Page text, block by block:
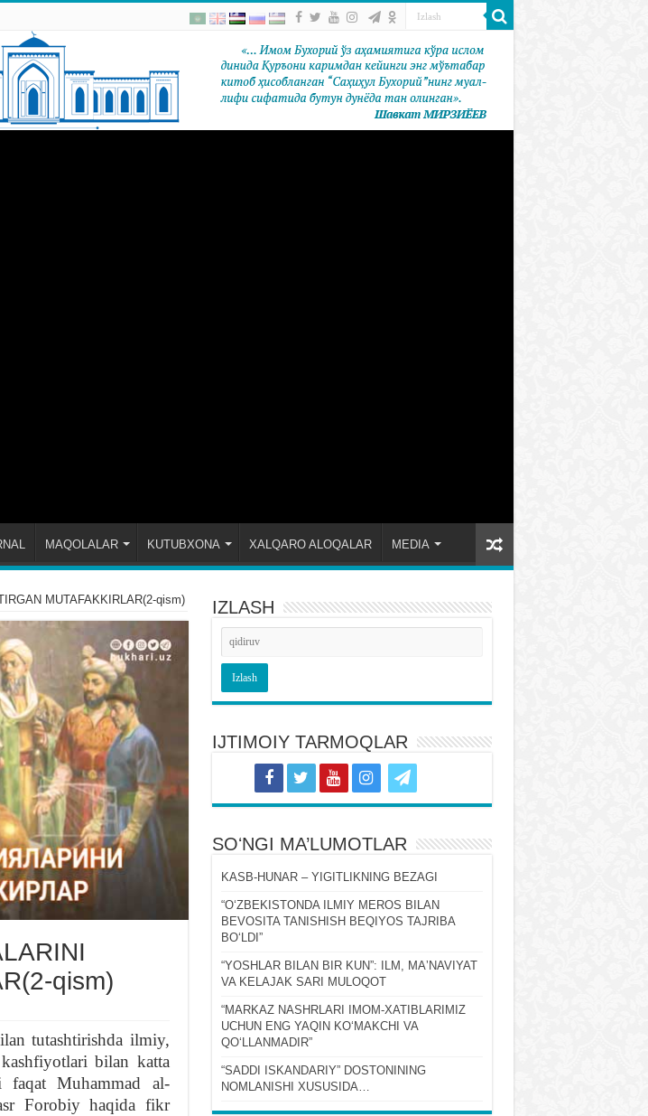
MAQOLALAR KUTUBXONA XALQARO ALOQALAR MEDIA
MUTAFAKKIRLAR(2-qism)
qism)
tutashtirishda ilmiy,
bilan katta
faqat Muhammad al-
Forobiy haqida fikr
IZLASH
IJTIMOIY TARMOQLAR
SOʻNGI MA’LUMOTLAR
KASB-HUNAR – YIGITLIKNING BEZAGI
“OʻZBEKISTONDA ILMIY MEROS BILAN
BEVOSITA TANISHISH BEQIYOS TAJRIBA
BOʻLDI”
“YOSHLAR BILAN BIR KUN”: ILM, MAʼNAVIYAT
VA KELAJAK SARI MULOQOT
“MARKAZ NASHRLARI IMOM-XATIBLARIMIZ
UCHUN ENG YAQIN KOʻMAKCHI VA
QOʻLLANMADIR”
“SADDI ISKANDARIY” DOSTONINING
NOMLANISHI XUSUSIDA…